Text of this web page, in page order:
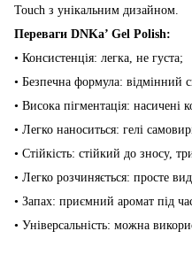
Touch з унікальним дизайном.
Переваги DNKa’ Gel Polish:
• Консистенція: легка, не густа;
• Безпечна формула: відмінний
• Висока пігментація:
• Легко наноситься: гелі
• Стійкість: стійкий до зносу,
• Легко розчиняється: просте
• Запах: приємний аромат під
• Універсальність: можна